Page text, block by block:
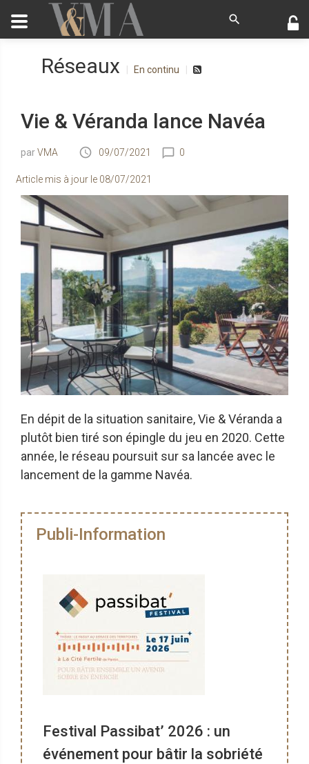
Réseaux En continu
Vie & Véranda lance Navéa
VMA 09/07/2021 0
Article mis à jour le 08/07/2021
En dépit de la situation sanitaire, Vie & Véranda a
plutôt bien tiré son épingle du jeu en 2020. Cette
année, le réseau poursuit sur sa lancée avec le
lancement de la gamme Navéa.
Publi-Information
Festival Passibat’ 2026 : un
événement pour bâtir la sobriété